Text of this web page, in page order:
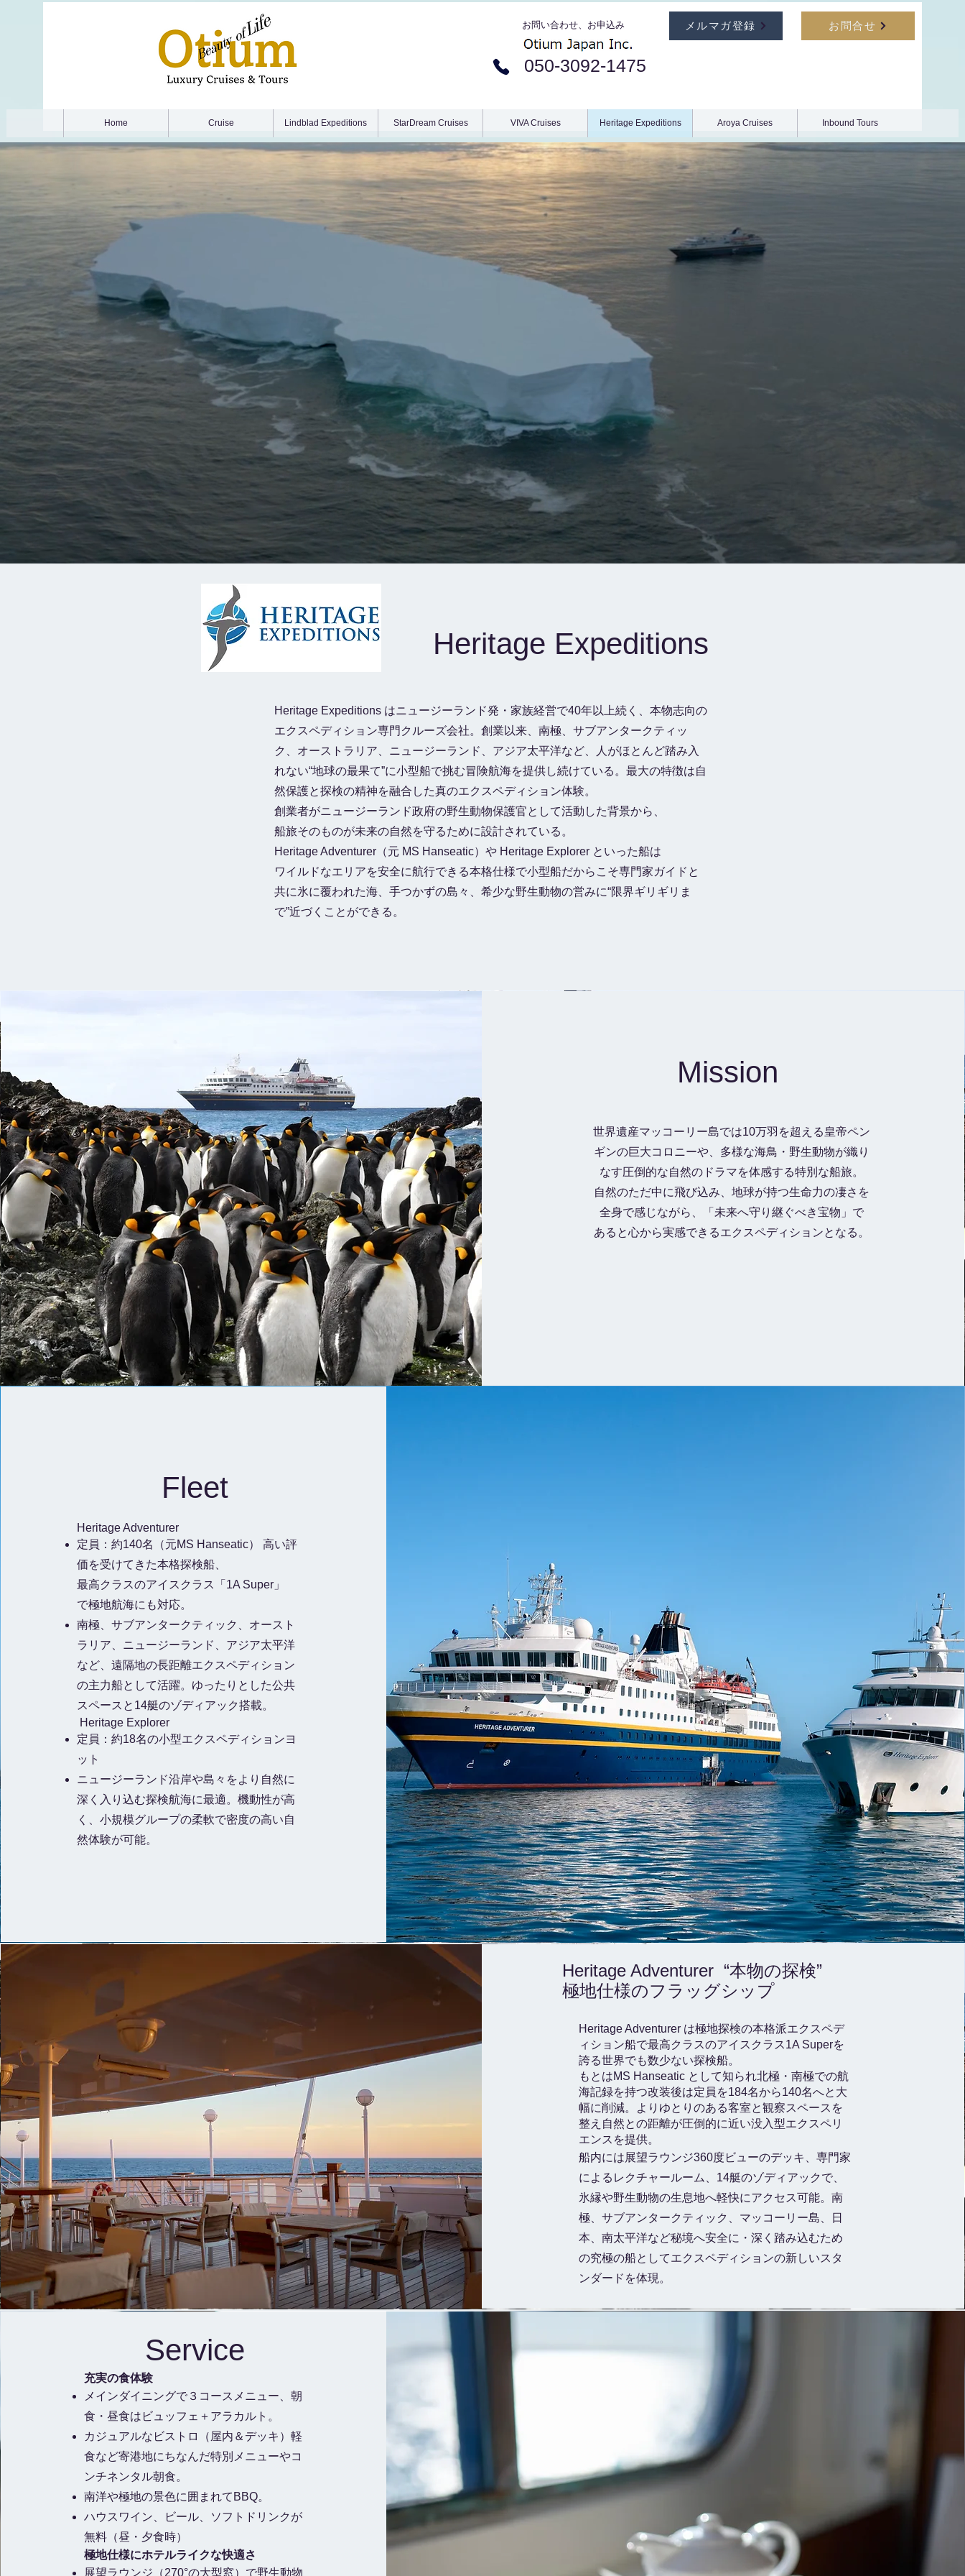
​お問い合わせ、お申込み
050-3092-1475
メルマガ登録 お問合せ
Home Cruise Lindblad Expeditions StarDream Cruises VIVA Cruises Heritage Expeditions Aroya Cruises Inbound Tours
Heritage Expeditions
Heritage Expeditions はニュージーランド発・家族経営で40年以上続く、本物志向の
エクスペディション専門クルーズ会社。創業以来、南極、サブアンタークティッ
ク、オーストラリア、ニュージーランド、アジア太平洋など、人がほとんど踏み入
れない“地球の最果て”に小型船で挑む冒険航海を提供し続けている。最大の特徴は自
然保護と探検の精神を融合した真のエクスペディション体験。
創業者がニュージーランド政府の野生動物保護官として活動した背景から、
船旅そのものが未来の自然を守るために設計されている。
Heritage Adventurer（元 MS Hanseatic）や Heritage Explorer といった船は
ワイルドなエリアを安全に航行できる本格仕様で小型船だからこそ専門家ガイドと
共に氷に覆われた海、手つかずの島々、希少な野生動物の営みに“限界ギリギリま
で”近づくことができる。
Mission
世界遺産マッコーリー島では10万羽を超える皇帝ペン
ギンの巨大コロニーや、多様な海鳥・野生動物が織り
なす圧倒的な自然のドラマを体感する特別な船旅。
自然のただ中に飛び込み、地球が持つ生命力の凄さを
全身で感じながら、「未来へ守り継ぐべき宝物」で
あると心から実感できるエクスペディションとなる。
Fleet
Heritage Adventurer
定員：約140名（元MS Hanseatic） 高い評
価を受けてきた本格探検船
最高クラスのアイスクラス「1A Super」
で極地航海にも対応。
南極、サブアンタークティック、オースト
ラリア、ニュージーランド、アジア太平洋
など、遠隔地の長距離エクスペディション
の主力船として活躍。 ゆったりとした公共
スペースと14艇のゾディアック搭載。
Heritage Explorer
定員：約18名の小型エクスペディションヨ
ット
ニュージーランド沿岸や島々をより自然に
深く入り込む探検航海に最適。機動性が高
く、小規模グループの柔軟で密度の高い自
然体験が可能。
Heritage Adventurer “本物の探検”
極地仕様のフラッグシップ
Heritage Adventurer は極地探検の本格派エクスペデ
ィション船で最高クラスのアイスクラス1A Superを
誇る世界でも数少ない探検船。
もとはMS Hanseatic として知られ北極・南極での航
海記録を持つ改装後は定員を184名から140名へと大
幅に削減。よりゆとりのある客室と観察スペースを
整え自然との距離が圧倒的に近い没入型エクスペリ
エンスを提供。
船内には展望ラウンジ360度ビューのデッキ、専門家
によるレクチャールーム、14艇のゾディアックで、
氷縁や野生動物の生息地へ軽快にアクセス可能。南
極、サブアンタークティック、マッコーリー島、日
本、南太平洋など秘境へ安全に・深く踏み込むため
の究極の船としてエクスペディションの新しいスタ
ンダードを体現。
Service
充実の食体験
メインダイニングで３コースメニュー、朝
食・昼食はビュッフェ＋アラカルト。
カジュアルなビストロ（屋内＆デッキ）軽
食など寄港地にちなんだ特別メニューやコ
ンチネンタル朝食。
南洋や極地の景色に囲まれてBBQ。
ハウスワイン、ビール、ソフトドリンクが
無料（昼・夕食時）
極地仕様にホテルライクな快適さ
展望ラウンジ（270°の大型窓）で野生動物